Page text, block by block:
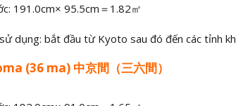
191.0cm× 95.5cm＝1.82㎡
dụng: bắt đầu từ Kyoto sau đó đến các tỉnh
(36 ma) 中京間（三六間）